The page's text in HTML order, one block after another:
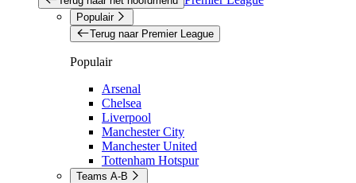
Populair
Terug naar Premier League
Populair
Arsenal
Chelsea
Liverpool
Manchester City
Manchester United
Tottenham Hotspur
Teams A-B